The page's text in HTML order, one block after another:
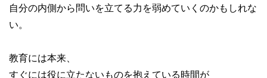
自分の内側から問いを立てる力を弱めていくのかもしれな
い。
教育には本来、
すぐには役に立たないものを抱えている時間が